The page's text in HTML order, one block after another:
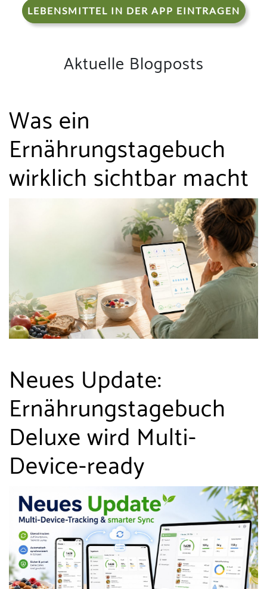
LEBENSMITTEL IN DER APP EINTRAGEN
Aktuelle Blogposts
Was ein
Ernährungstagebuch
wirklich sichtbar macht
Neues Update:
Ernährungstagebuch
Deluxe wird Multi-
Device-ready